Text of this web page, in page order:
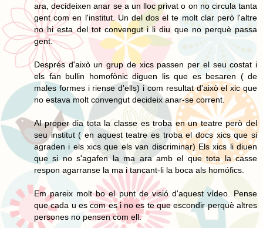
ara, decideixen anar se a un lloc privat o on no circula tanta
gent com en l'institut. Un del dos el te molt clar però l'altre
no hi esta del tot convengut i li diu que no perquè passa
gent.
Després d'això un grup de xics passen per el seu costat i
els fan bullin homofònic diguen lis que es besaren ( de
males formes i riense d'ells) i com resultat d'això el xic que
no estava molt convengut decideix anar-se corrent.
Al proper dia tota la classe es troba en un teatre però del
seu institut ( en aquest teatre es troba el docs xics que si
agraden i els xics que els van discriminar) Els xics li diuen
que si no s'agafen la ma ara amb el que tota la casse
respon agarranse la ma i tancant-li la boca als homófics.
Em pareix molt bo el punt de visió d'aquest vídeo. Pense
que cada u es com es i no es te que escondir perquè altres
persones no pensen com ell.